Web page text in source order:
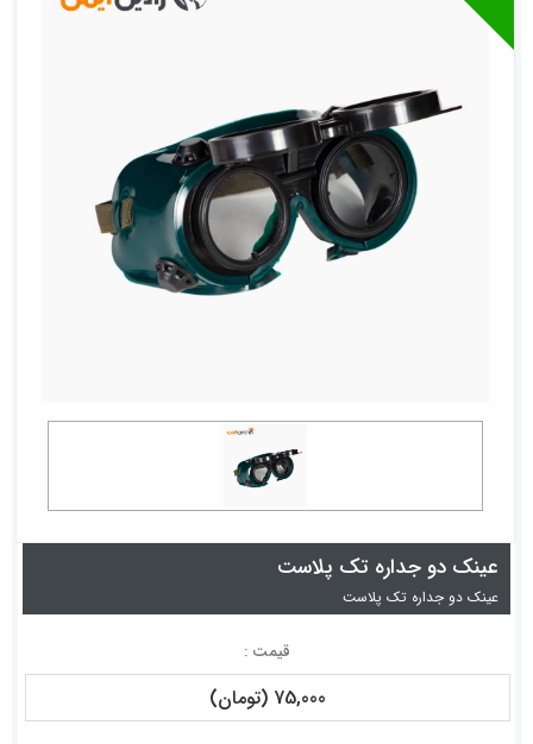
عینک دو جداره تک پلاست
عینک دو جداره تک پلاست
قیمت :
75,000 (تومان)